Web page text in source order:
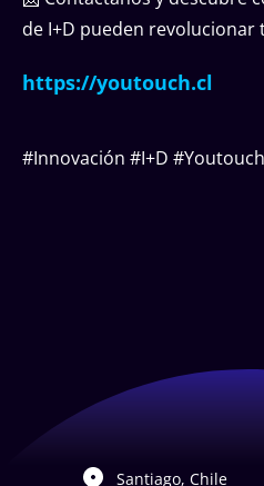
de I+D pueden revolucionar
https://youtouch.cl
#Innovación #I+D #Youtouch
Santiago, Chile